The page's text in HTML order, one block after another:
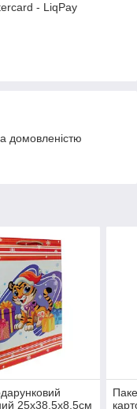
- LiqPay
домовленістю
25х38,5х8,5см